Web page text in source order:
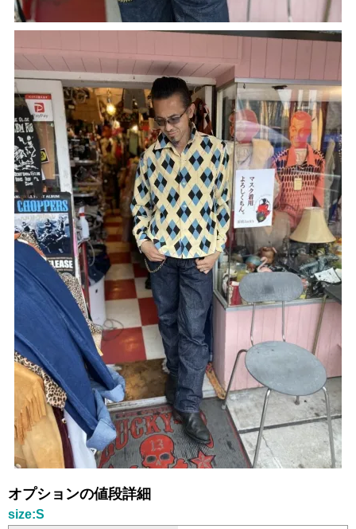
オプションの値段詳細
size:S